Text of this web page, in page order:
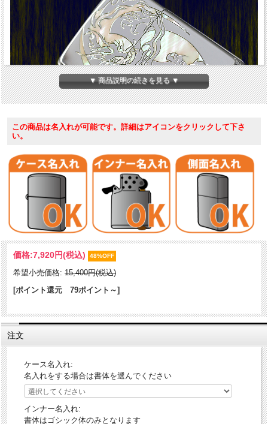
同じ模様は一つとしてない天然貝のZippo。美しく、繊細な模様は人の
手では作れません。自然界がもたらした最高の素材です。人気のドラ
ゴを全面にあしらい、エッチングで天然貝を象嵌。手に取るとわかる
加工精度の高さ。天然貝（シェル）の象嵌は日本の職人が一つ一つて
いねいに仕上げました。美しい天然貝の輝きと、浮き出る龍は、迫力
満点。表面はジュエリーにも使用される貴金属パラジウムめっきで
す。
ケース形状：レギュラー・ケース
加工表面処理：パラジウムめっき｜エッチング｜天然貝象嵌
▼ 商品説明の続きを見る ▼
この商品は名入れが可能です。詳細はアイコンをクリックして下さ
い。
価格:7,920円(税込) 48%OFF
希望小売価格: 15,400円(税込)
[ポイント還元 79ポイント～]
注文
ケース名入れ:
名入れをする場合は書体を選んでください
インナー名入れ:
書体はゴシック体のみとなります